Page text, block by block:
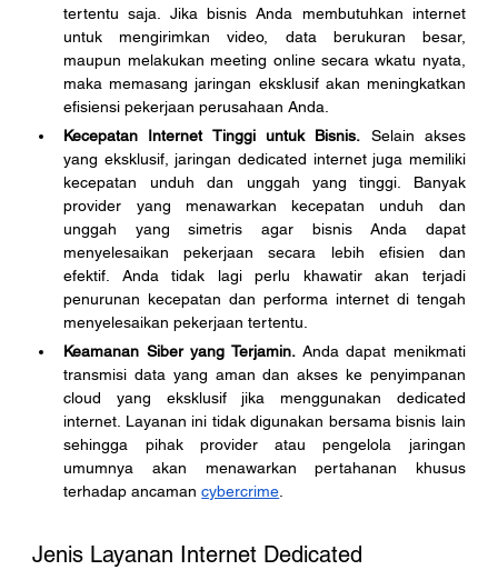
tertentu saja. Jika bisnis Anda membutuhkan internet
untuk mengirimkan video, data berukuran besar,
maupun melakukan meeting online secara wkatu nyata,
maka memasang jaringan eksklusif akan meningkatkan
efisiensi pekerjaan perusahaan Anda.
Kecepatan Internet Tinggi untuk Bisnis. Selain akses
yang eksklusif, jaringan dedicated internet juga memiliki
kecepatan unduh dan unggah yang tinggi. Banyak
provider yang menawarkan kecepatan unduh dan
unggah yang simetris agar bisnis Anda dapat
menyelesaikan pekerjaan secara lebih efisien dan
efektif. Anda tidak lagi perlu khawatir akan terjadi
penurunan kecepatan dan performa internet di tengah
menyelesaikan pekerjaan tertentu.
Keamanan Siber yang Terjamin. Anda dapat menikmati
transmisi data yang aman dan akses ke penyimpanan
cloud yang eksklusif jika menggunakan dedicated
internet. Layanan ini tidak digunakan bersama bisnis lain
sehingga pihak provider atau pengelola jaringan
umumnya akan menawarkan pertahanan khusus
terhadap ancaman cybercrime
Jenis Layanan Internet Dedicated